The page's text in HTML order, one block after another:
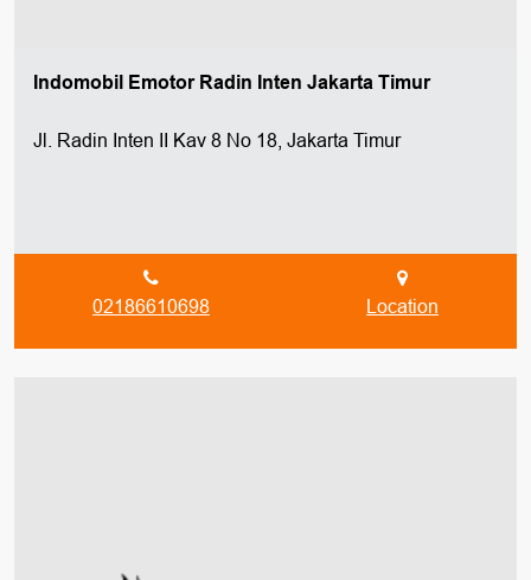
Indomobil Emotor Radin Inten Jakarta Timur
Jl. Radin Inten II Kav 8 No 18, Jakarta Timur
02186610698 Location